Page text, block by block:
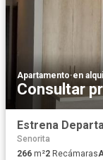
Apartamento·en
Consultar
Estrena
Senorita
266 m²2 Recámaras